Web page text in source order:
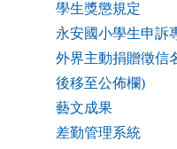
學生獎懲規定
永安國小學生申訴
外界主動捐贈徵信
後移至公佈欄)
藝文成果
差勤管理系統